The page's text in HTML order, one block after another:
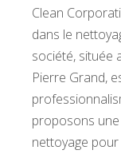
Clean
dans le
société, située
Pierre Grand,
proposons
nettoyage